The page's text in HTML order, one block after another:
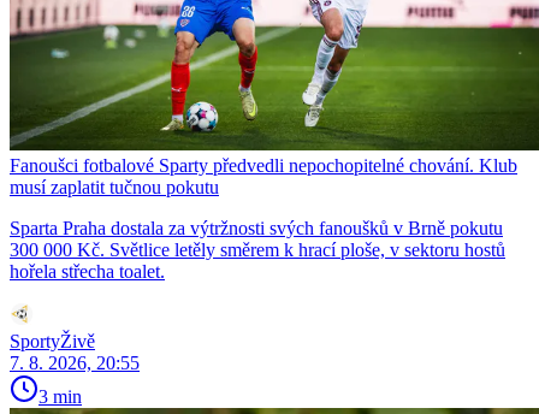
Fanoušci fotbalové Sparty předvedli nepochopitelné chování. Klub
musí zaplatit tučnou pokutu
Sparta Praha dostala za výtržnosti svých fanoušků v Brně pokutu
300 000 Kč. Světlice letěly směrem k hrací ploše, v sektoru hostů
hořela střecha toalet.
SportyŽivě
7. 8. 2026, 20:55
3 min